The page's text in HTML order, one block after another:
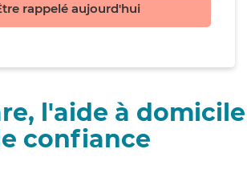
rappelé aujourd'hui
l'aide à domicile
confiance